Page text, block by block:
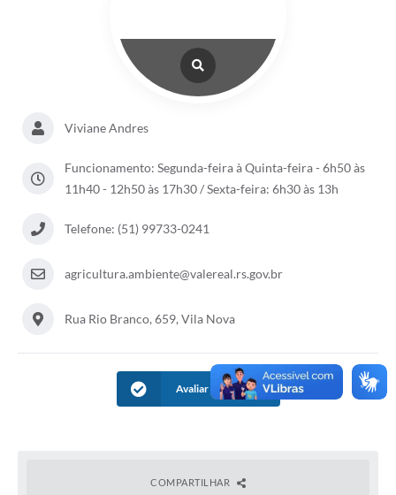
Viviane Andres
Funcionamento: Segunda-feira à Quinta-feira - 6h50 às
11h40 - 12h50 às 17h30 / Sexta-feira: 6h30 às 13h
Telefone: (51) 99733-0241
agricultura.ambiente@valereal.rs.gov.br
Rua Rio Branco, 659, Vila Nova
Avaliar Informação
COMPARTILHAR